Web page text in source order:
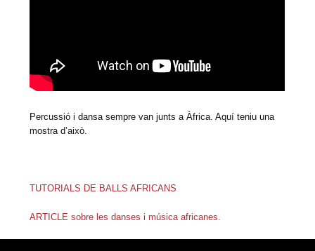
Percussió i dansa sempre van junts a Àfrica. Aquí teniu una
mostra d’això.
TUTORIALS DE BALLS AFRICANS
ARTICLE sobre les danses i música africanes.